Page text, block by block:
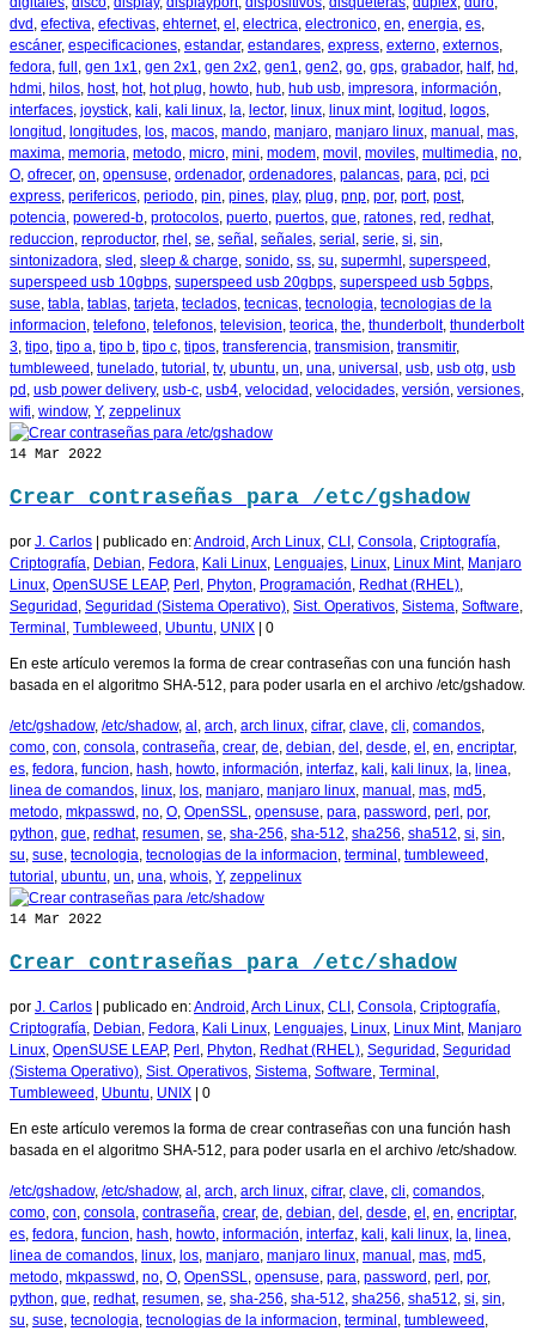
dvd , efectiva, efectivas, ehternet, el , electrica, electronico, en, energia, es,
escáner, especificaciones, estandar, estandares, express, externo, externos,
fedora, full , gen 1x1, gen 2x1, gen 2x2, gen1, gen2, go, gps, grabador, half, hd ,
hdmi, hilos, host, hot, hot plug, howto, hub, hub usb, impresora, información,
interfaces, joystick, kali, kali linux, la, lector, linux, linux mint, logitud , logos,
longitud , longitudes, los, macos, mando, manjaro, manjaro linux, manual , mas,
maxima, memoria, metodo, micro, mini, modem, movil , moviles, multimedia, no,
O, ofrecer, on, opensuse, ordenador, ordenadores, palancas, para, pci, pci
express, perifericos, periodo, pin, pines, play, plug, pnp, por, port, post,
potencia, powered-b, protocolos, puerto, puertos, que, ratones, red , redhat,
reduccion, reproductor, rhel , se, señal , señales, serial , serie, si, sin,
sintonizadora, sled , sleep & charge, sonido, ss, su, supermhl , superspeed ,
superspeed usb 10gbps, superspeed usb 20gbps, superspeed usb 5gbps,
suse, tabla, tablas, tarjeta, teclados, tecnicas, tecnologia, tecnologias de la
informacion, telefono, telefonos, television, teorica, the, thunderbolt, thunderbolt
3, tipo, tipo a, tipo b, tipo c, tipos, transferencia, transmision, transmitir,
tumbleweed , tunelado, tutorial , tv, ubuntu, un, una, universal , usb, usb otg, usb
pd , usb power delivery, usb-c, usb4, velocidad , velocidades, versión, versiones,
wifi, window, Y, zeppelinux
14 Mar 2022
Crear contraseñas para /etc/gshadow
por J. Carlos publicado en:Android ,Arch Linux, CLI , Consola, Criptografía,
Criptografía, Debian, Fedora, Kali Linux, Lenguajes, Linux, Linux Mint, Manjaro
Linux, OpenSUSE LEAP, Perl , Phyton, Programación, Redhat (RHEL),
Seguridad , Seguridad (Sistema Operativo), Sist. Operativos, Sistema, Software,
Terminal , Tumbleweed , Ubuntu, UNIX 0
En este artículo veremos la forma de crear contraseñas con una función hash
basada en el algoritmo SHA-512, para poder usarla en el archivo /etc/gshadow.
/etc/gshadow, /etc/shadow, al , arch, arch linux, cifrar, clave, cli, comandos,
como, con, consola, contraseña, crear, de, debian, del , desde, el , en, encriptar,
es, fedora, funcion, hash, howto, información, interfaz, kali, kali linux, la, linea,
linea de comandos, linux, los, manjaro, manjaro linux, manual , mas, md5,
metodo, mkpasswd , no, O, OpenSSL, opensuse, para, password , perl , por,
python, que, redhat, resumen, se, sha-256, sha-512, sha256, sha512, si, sin,
su, suse, tecnologia, tecnologias de la informacion, terminal , tumbleweed ,
tutorial , ubuntu, un, una, whois, Y, zeppelinux
14 Mar 2022
Crear contraseñas para /etc/shadow
por J. Carlos publicado en:Android ,Arch Linux, CLI , Consola, Criptografía,
Criptografía, Debian, Fedora, Kali Linux, Lenguajes, Linux, Linux Mint, Manjaro
Linux, OpenSUSE LEAP, Perl , Phyton, Redhat (RHEL), Seguridad , Seguridad
(Sistema Operativo), Sist. Operativos, Sistema, Software, Terminal ,
Tumbleweed , Ubuntu, UNIX 0
En este artículo veremos la forma de crear contraseñas con una función hash
basada en el algoritmo SHA-512, para poder usarla en el archivo /etc/shadow.
/etc/gshadow, /etc/shadow, al , arch, arch linux, cifrar, clave, cli, comandos,
como, con, consola, contraseña, crear, de, debian, del , desde, el , en, encriptar,
es, fedora, funcion, hash, howto, información, interfaz, kali, kali linux, la, linea,
linea de comandos, linux, los, manjaro, manjaro linux, manual , mas, md5,
metodo, mkpasswd , no, O, OpenSSL, opensuse, para, password , perl , por,
python, que, redhat, resumen, se, sha-256, sha-512, sha256, sha512, si, sin,
su, suse, tecnologia, tecnologias de la informacion, terminal , tumbleweed ,